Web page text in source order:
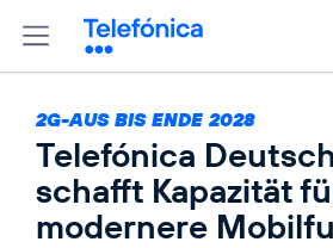
2G-AUS BIS ENDE 2028
Telefónica
schafft Kapazität
modernere